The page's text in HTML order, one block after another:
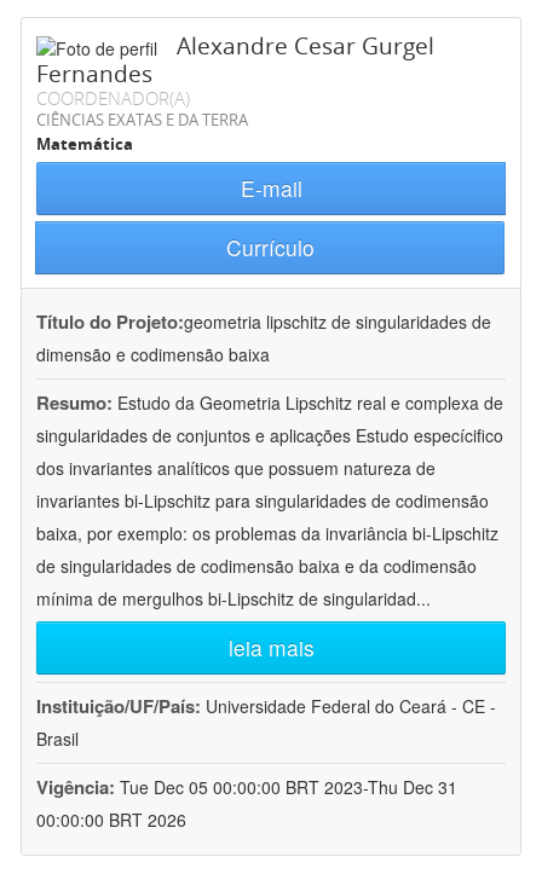
Alexandre Cesar Gurgel
Fernandes
COORDENADOR(A)
CIÊNCIAS EXATAS E DA TERRA
Matemática
E-mail
Currículo
Título do Projeto:geometria lipschitz de singularidades de
dimensão e codimensão baixa
Resumo: Estudo da Geometria Lipschitz real e complexa de
singularidades de conjuntos e aplicações Estudo especícifico
dos invariantes analíticos que possuem natureza de
invariantes bi-Lipschitz para singularidades de codimensão
baixa, por exemplo: os problemas da invariância bi-Lipschitz
de singularidades de codimensão baixa e da codimensão
mínima de mergulhos bi-Lipschitz de singularidad...
leia mais
Instituição/UF/País: Universidade Federal do Ceará - CE -
Brasil
Vigência: Tue Dec 05 00:00:00 BRT 2023-Thu Dec 31
00:00:00 BRT 2026